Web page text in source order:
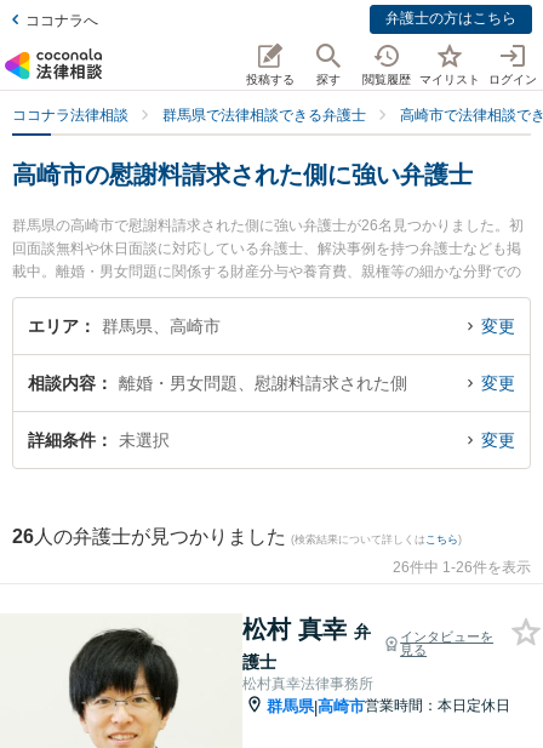
ココナラへ 弁護士の方はこちら
投稿する 探す 閲覧履歴 マイリスト ログイン
ココナラ法律相談 群馬県で法律相談できる弁護士 高崎市で法律相談で
高崎市の慰謝料請求された側に強い弁護士
群馬県の高崎市で慰謝料請求された側に強い弁護士が26名見つかりました。初
回面談無料や休日面談に対応している弁護士、解決事例を持つ弁護士なども掲
載中。離婚・男女問題に関係する財産分与や養育費、親権等の細かな分野での
絞り込み検索もでき便利です。特に松村真幸法律事務所の松村 真幸弁護士や舘
山法律事務所の舘山 史明弁護士、はるな総合法律事務所の宮武 優弁護士のプロ
い』『慰謝料請求された側のトラブル解決の実績豊富な近くの弁護士を検索し
たい』『初回相談無料で慰謝料請求された側を法律相談できる高崎市内の弁護
士に相談予約したい』などでお困りの相談者さんにおすすめです。
エリア 群馬県、高崎市 変更
相談内容 離婚・男女問題、慰謝料請求された側 変更
詳細条件 未選択 変更
26 人の弁護士が見つかりました (検索結果について詳しくは こちら)
26件中 1-26件を表示
松村 真幸 弁
護士
インタビューを
見る
松村真幸法律事務所
群馬県|高崎市営業時間：本日定休日